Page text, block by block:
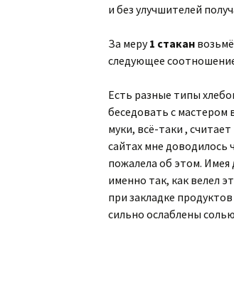
и без улучшителей
За меру1 стакан
следующее
Есть разные типы
беседовать с мастером
муки, всё-таки ,
сайтах мне доводилось
пожалела об этом.
именно так, как велел
при закладке
сильно ослаблены